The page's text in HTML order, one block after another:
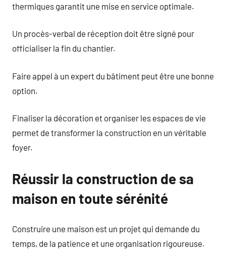
thermiques garantit une mise en service optimale.
Un procès-verbal de réception doit être signé pour
officialiser la fin du chantier.
Faire appel à un expert du bâtiment peut être une bonne
option.
Finaliser la décoration et organiser les espaces de vie
permet de transformer la construction en un véritable
foyer.
Réussir la construction de sa
maison en toute sérénité
Construire une maison est un projet qui demande du
temps, de la patience et une organisation rigoureuse.